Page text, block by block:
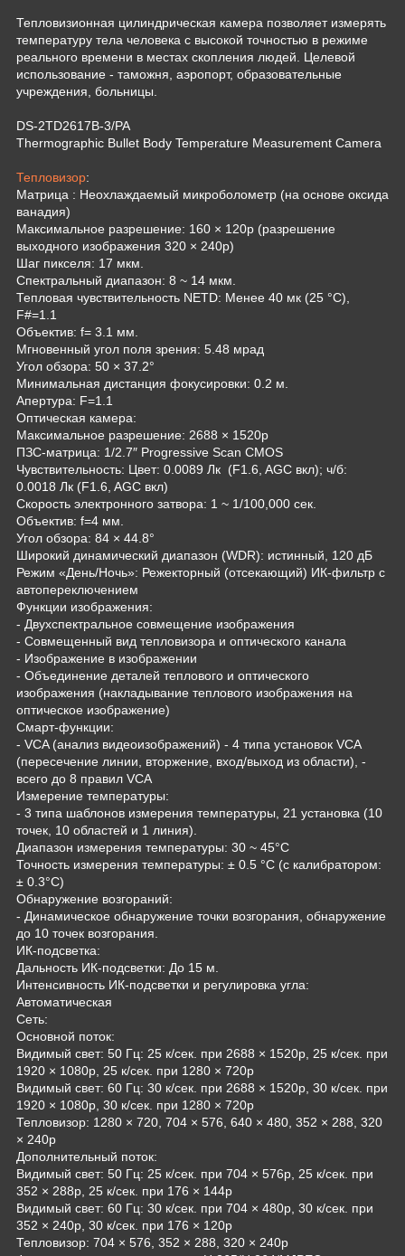
Тепловизионная цилиндрическая камера позволяет измерять
температуру тела человека с высокой точностью в режиме
реального времени в местах скопления людей. Целевой
использование - таможня, аэропорт, образовательные
учреждения, больницы.
DS-2TD2617B-3/PA
Thermographic Bullet Body Temperature Measurement Camera
Тепловизор:
Матрица : Неохлаждаемый микроболометр (на основе оксида
ванадия)
Максимальное разрешение: 160 × 120р (разрешение
выходного изображения 320 × 240р)
Шаг пикселя: 17 мкм.
Спектральный диапазон: 8 ~ 14 мкм.
Тепловая чувствительность NETD: Менее 40 мк (25 °C),
F#=1.1
Объектив: f= 3.1 мм.
Мгновенный угол поля зрения: 5.48 мрад
Угол обзора: 50 × 37.2°
Минимальная дистанция фокусировки: 0.2 м.
Апертура: F=1.1
Оптическая камера:
Максимальное разрешение: 2688 × 1520р
ПЗС-матрица: 1/2.7″ Progressive Scan CMOS
Чувствительность: Цвет: 0.0089 Лк (F1.6, AGC вкл); ч/б:
0.0018 Лк (F1.6, AGC вкл)
Скорость электронного затвора: 1 ~ 1/100,000 сек.
Объектив: f=4 мм.
Угол обзора: 84 × 44.8°
Широкий динамический диапазон (WDR): истинный, 120 дБ
Режим «День/Ночь»: Режекторный (отсекающий) ИК-фильтр с
автопереключением
Функции изображения:
- Двухспектральное совмещение изображения
- Совмещенный вид тепловизора и оптического канала
- Изображение в изображении
- Объединение деталей теплового и оптического
изображения (накладывание теплового изображения на
оптическое изображение)
Смарт-функции:
- VCA (анализ видеоизображений) - 4 типа установок VCA
(пересечение линии, вторжение, вход/выход из области), -
всего до 8 правил VCA
Измерение температуры:
- 3 типа шаблонов измерения температуры, 21 установка (10
точек, 10 областей и 1 линия).
Диапазон измерения температуры: 30 ~ 45°C
Точность измерения температуры: ± 0.5 °C (с калибратором:
± 0.3°C)
Обнаружение возгораний:
- Динамическое обнаружение точки возгорания, обнаружение
до 10 точек возгорания.
ИК-подсветка:
Дальность ИК-подсветки: До 15 м.
Интенсивность ИК-подсветки и регулировка угла:
Автоматическая
Сеть:
Основной поток:
Видимый свет: 50 Гц: 25 к/сек. при 2688 × 1520р, 25 к/сек. при
1920 × 1080р, 25 к/сек. при 1280 × 720р
Видимый свет: 60 Гц: 30 к/сек. при 2688 × 1520р, 30 к/сек. при
1920 × 1080р, 30 к/сек. при 1280 × 720р
Тепловизор: 1280 × 720, 704 × 576, 640 × 480, 352 × 288, 320
× 240р
Дополнительный поток:
Видимый свет: 50 Гц: 25 к/сек. при 704 × 576р, 25 к/сек. при
352 × 288р, 25 к/сек. при 176 × 144р
Видимый свет: 60 Гц: 30 к/сек. при 704 × 480р, 30 к/сек. при
352 × 240р, 30 к/сек. при 176 × 120р
Тепловизор: 704 × 576, 352 × 288, 320 × 240р